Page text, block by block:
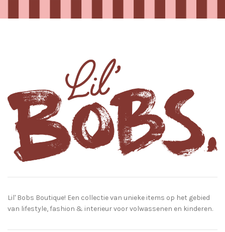
Lil' Bobs Boutique! Een collectie van unieke items op het gebied
van lifestyle, fashion & interieur voor volwassenen en kinderen.